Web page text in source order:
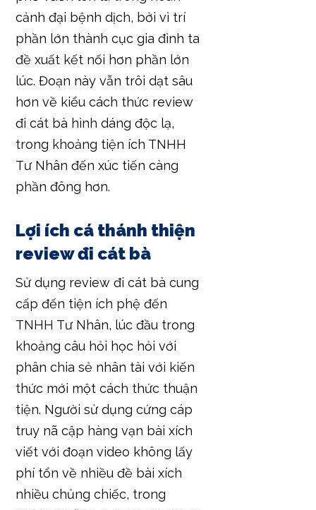
cảnh đại bệnh dịch, bởi vì trí
phần lớn thành cục gia đình ta
đề xuất kết nối hơn phần lớn
lúc. Đoạn này vẫn trôi dạt sâu
hơn về kiểu cách thức review
đi cát bà hình dáng độc lạ,
trong khoảng tiện ích TNHH
Tư Nhân đến xúc tiến càng
phần đông hơn.
Lợi ích cá thánh thiện
review đi cát bà
Sử dụng review đi cát bà cung
cấp đến tiện ích phệ đến
TNHH Tư Nhân, lúc đầu trong
khoảng câu hỏi học hỏi với
phân chia sẻ nhân tài với kiến
thức mới một cách thức thuận
tiện. Người sử dụng cứng cáp
truy nã cập hàng vạn bài xích
viết với đoạn video không lấy
phí tổn về nhiều đề bài xích
nhiều chủng chiếc, trong